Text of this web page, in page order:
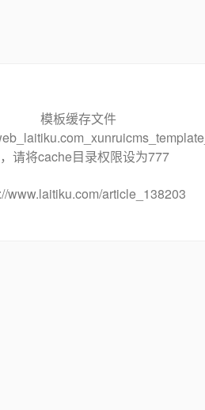
模板缓存文件
请将cache目录权限设为777
www.laitiku.com/article_138203